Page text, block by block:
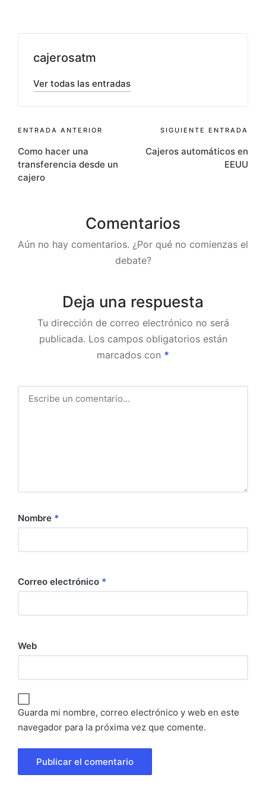
cajerosatm
Ver todas las entradas
Navegación
de
entradas
ENTRADA ANTERIOR
Como hacer una
transferencia desde un
cajero
SIGUIENTE ENTRADA
Cajeros automáticos en
EEUU
Comentarios
Aún no hay comentarios. ¿Por qué no comienzas el
debate?
Deja una respuesta
Tu dirección de correo electrónico no será
publicada. Los campos obligatorios están
marcados con *
Nombre *
Correo electrónico *
Web
Guarda mi nombre, correo electrónico y web en este
navegador para la próxima vez que comente.